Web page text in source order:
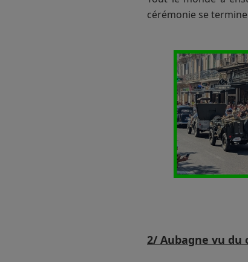
cérémonie se
2/ Aubagne vu du